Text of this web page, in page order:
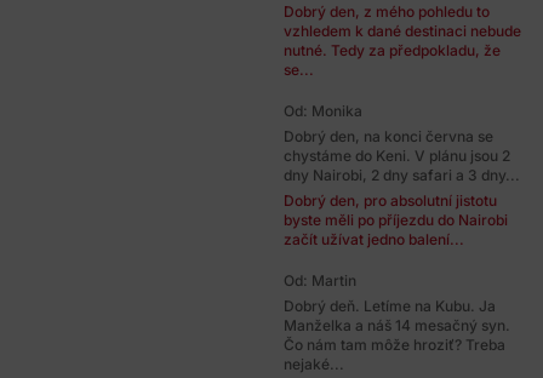
Dobrý den, z mého pohledu to
vzhledem k dané destinaci nebude
nutné. Tedy za předpokladu, že
se...
Od: Monika
Dobrý den, na konci června se
chystáme do Keni. V plánu jsou 2
dny Nairobi, 2 dny safari a 3 dny...
Dobrý den, pro absolutní jistotu
byste měli po příjezdu do Nairobi
začít užívat jedno balení...
Od: Martin
Dobrý deň. Letíme na Kubu. Ja
Manželka a náš 14 mesačný syn.
Čo nám tam môže hroziť? Treba
nejaké...